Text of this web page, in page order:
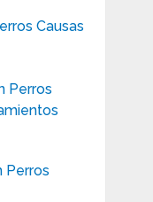
Causas
Perros
Perros